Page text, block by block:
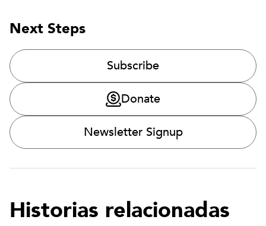
Next Steps
Subscribe
Donate
Newsletter Signup
Historias relacionadas